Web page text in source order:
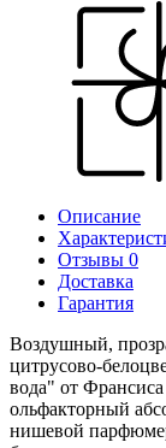
Описание
Отзывы 0
Доставка
Гарантия
Воздушный,
цитрусово-
вода" от
ольфакторный
нишевой